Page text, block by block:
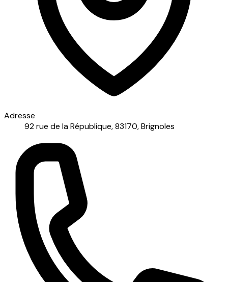
Adresse
92 rue de la République, 83170, Brignoles